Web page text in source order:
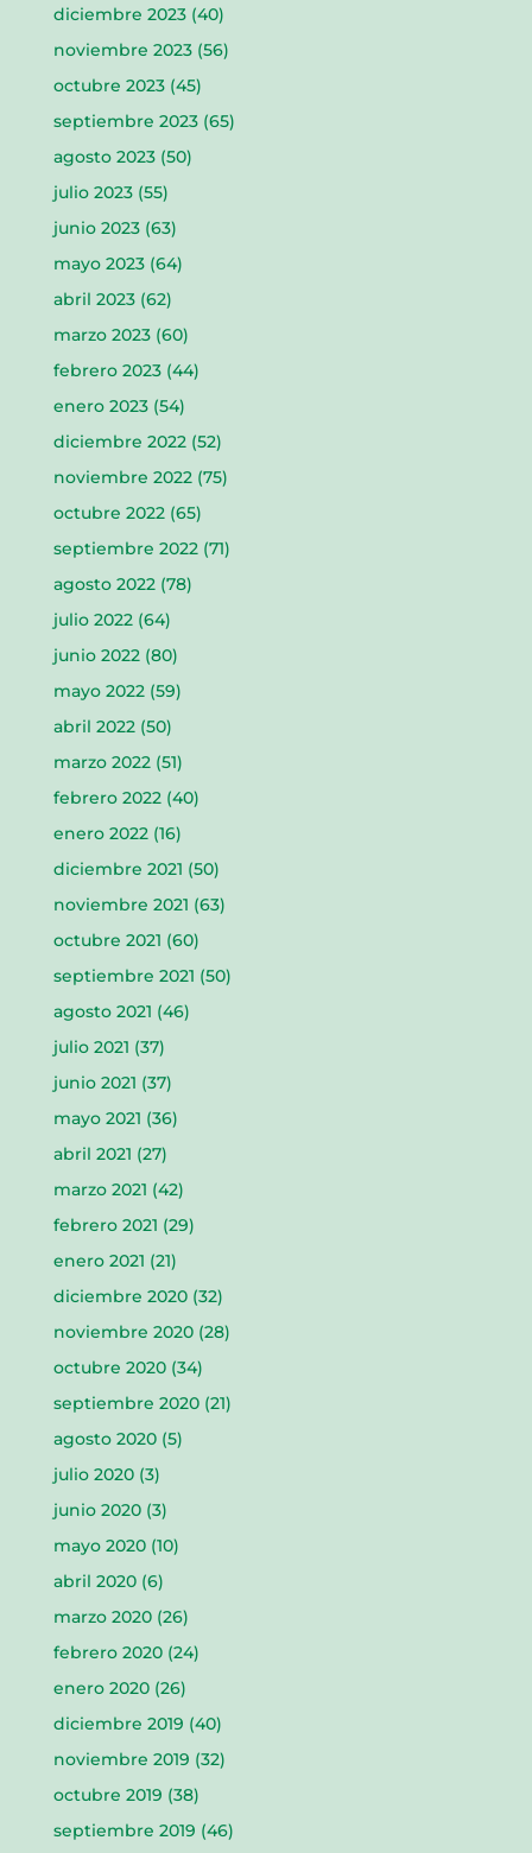
diciembre 2023(40)
noviembre 2023(56)
octubre 2023(45)
septiembre 2023(65)
agosto 2023(50)
julio 2023(55)
junio 2023(63)
mayo 2023(64)
abril 2023(62)
marzo 2023(60)
febrero 2023(44)
enero 2023(54)
diciembre 2022(52)
noviembre 2022(75)
octubre 2022(65)
septiembre 2022(71)
agosto 2022(78)
julio 2022(64)
junio 2022(80)
mayo 2022(59)
abril 2022(50)
marzo 2022(51)
febrero 2022(40)
enero 2022(16)
diciembre 2021 (50)
noviembre 2021 (63)
octubre 2021 (60)
septiembre 2021 (50)
agosto 2021 (46)
julio 2021 (37)
junio 2021 (37)
mayo 2021 (36)
abril 2021 (27)
marzo 2021 (42)
febrero 2021 (29)
enero 2021 (21)
diciembre 2020(32)
noviembre 2020(28)
octubre 2020(34)
septiembre 2020(21)
agosto 2020(5)
julio 2020(3)
junio 2020(3)
mayo 2020(10)
abril 2020(6)
marzo 2020(26)
febrero 2020(24)
enero 2020(26)
diciembre 2019 (40)
noviembre 2019 (32)
octubre 2019 (38)
septiembre 2019 (46)